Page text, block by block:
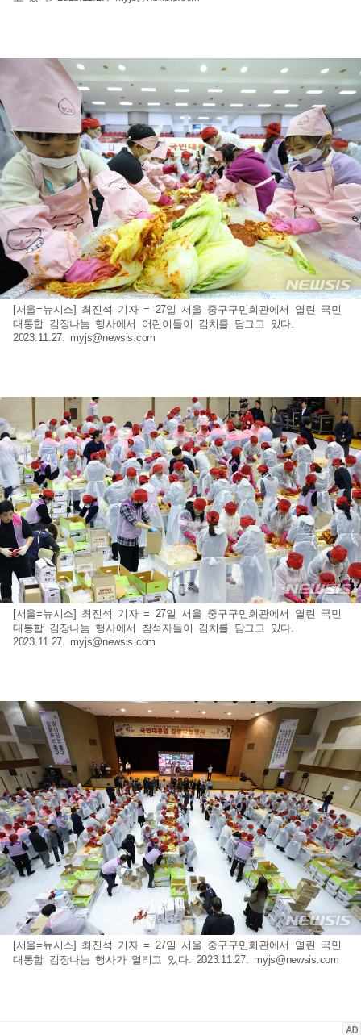
[서울=뉴시스] 최진석 기자 = 27일 서울 중구구민회관에서 열린 국민
대통합 김장나눔 행사에서 어린이들이 김치를 담그고 있다.
2023.11.27. myjs@newsis.com
[서울=뉴시스] 최진석 기자 = 27일 서울 중구구민회관에서 열린 국민
대통합 김장나눔 행사에서 참석자들이 김치를 담그고 있다.
2023.11.27. myjs@newsis.com
[서울=뉴시스] 최진석 기자 = 27일 서울 중구구민회관에서 열린 국민
대통합 김장나눔 행사가 열리고 있다. 2023.11.27. myjs@newsis.com